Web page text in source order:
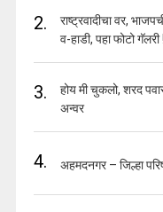
2.
राष्ट्रवादीचा वर,
व-हाडी, पहा फोटो गॅलरी !
3.
होय मी चुकलो, शरद
अन्वर
4. अहमदनगर – जिल्हा